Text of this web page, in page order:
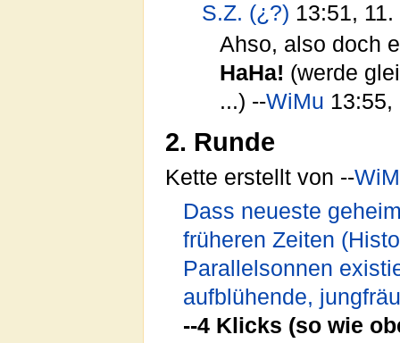
S.Z. (¿?) 13:51,
Ahso, also doch
HaHa! (werde
...) --WiMu 13:55,
2. Runde
Kette erstellt von --
Dass neueste
früheren Zeiten
Parallelsonnen
aufblühende,
--4 Klicks (so wie